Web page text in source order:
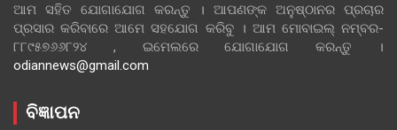
ଆମ ସହିତ ଯୋଗାଯୋଗ କରନ୍ତୁ । ଆପଣଙ୍କ ଅନୁଷ୍ଠାନର ପ୍ରଚାର
ପ୍ରସାର କରିବାରେ ଆମେ ସହଯୋଗ କରିବୁ । ଆମ ମୋବାଇଲ୍ ନମ୍ବର-
୮୮୯୫୭୬୬୮୨୪ , ଇମେଲରେ ଯୋଗାଯୋଗ କରନ୍ତୁ ।
odiannews@gmail.com
ବିଜ୍ଞାପନ